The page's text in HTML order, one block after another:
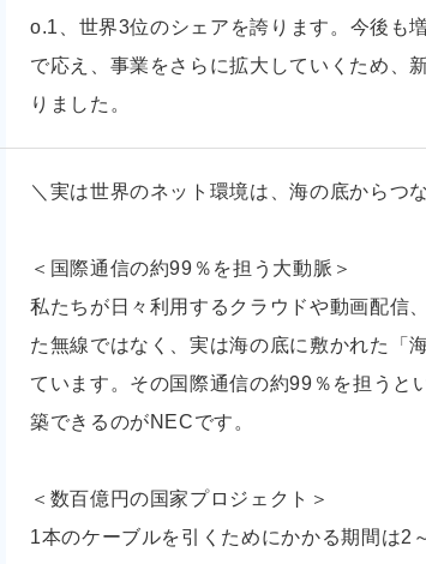
o.1、世界3位のシェアを誇ります。今後も
で応え、事業をさらに拡大していくため、
りました。
＼実は世界のネット環境は、海の底からつ
＜国際通信の約99％を担う大動脈＞
私たちが日々利用するクラウドや動画配信
た無線ではなく、実は海の底に敷かれた「
ています。その国際通信の約99％を担うと
築できるのがNECです。
＜数百億円の国家プロジェクト＞
1本のケーブルを引くためにかかる期間は2